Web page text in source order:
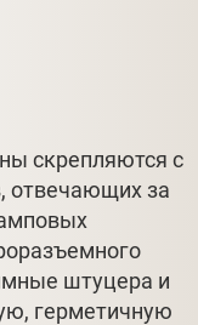
скрепляются с
отвечающих за
штуцера и
герметичную